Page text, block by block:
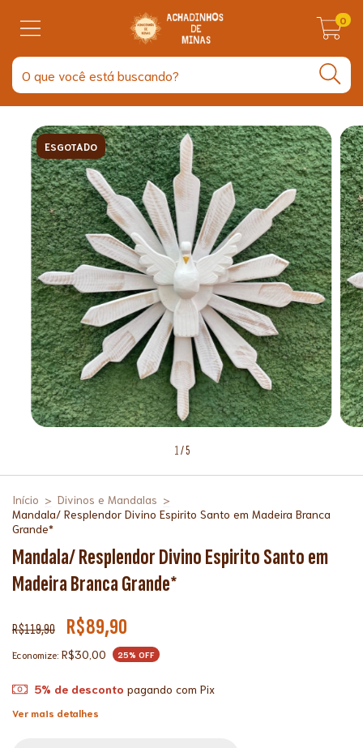
0
ESGOTADO
1/5
Início > Divinos e Mandalas >
Mandala/ Resplendor Divino Espirito Santo em Madeira Branca
Grande*
Mandala/ Resplendor Divino Espirito Santo em
Madeira Branca Grande*
R$119,90 R$89,90
Economize: R$30,00 25% OFF
5% de desconto pagando com Pix
Ver mais detalhes